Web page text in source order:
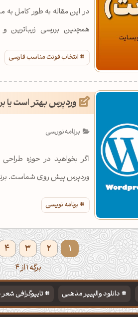
در این مقاله به طور کامل
همچنین بررسی زیباترین
می‌پردازم.
انتخاب فونت مناسب فارسی
وردپرس بهتر است یا
برنامه‌نویسی
اگر بخواهید در حوزه
وردپرس پیش روی شماست.
برنامه نویسی
1
2
3
4
برگه 1 از 4
دانلود والپیپر مذهبی تایپوگرافی شعر